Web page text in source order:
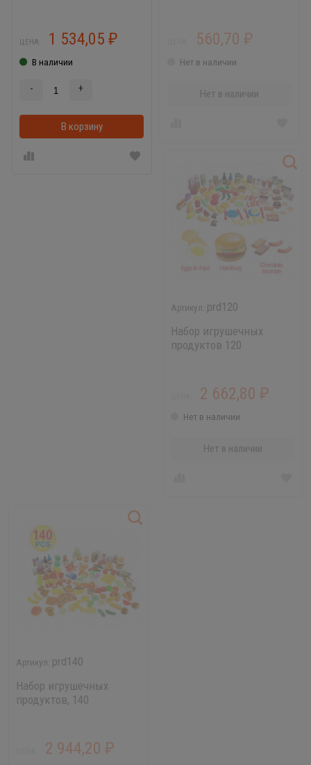
ЦЕНА: 1 534,05 ₽
В наличии
- +
В корзину
560,70₽
Нет в наличии
Нет в наличии
prd120
Набор игрушечных
продуктов 120
2 662,80 ₽
Нет в наличии
Нет в наличии
prd140
Набор игрушечных
продуктов, 140
2 944,20 ₽